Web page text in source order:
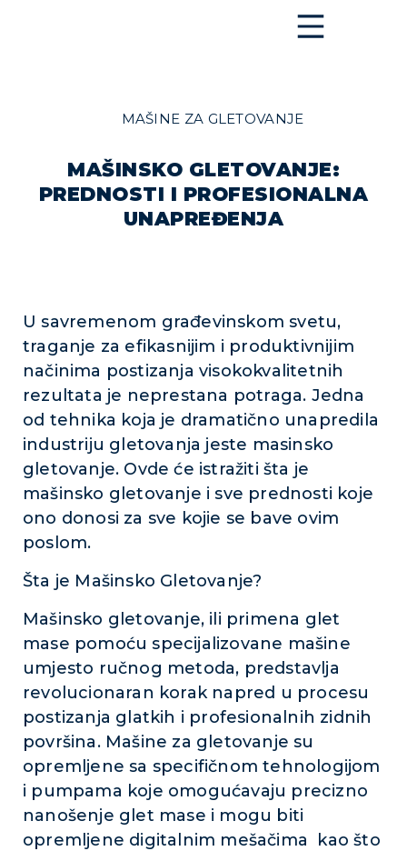
MAŠINE ZA GLETOVANJE
MAŠINSKO GLETOVANJE:
PREDNOSTI I PROFESIONALNA
UNAPREĐENJA
U savremenom građevinskom svetu,
traganje za efikasnijim i produktivnijim
načinima postizanja visokokvalitetnih
rezultata je neprestana potraga. Jedna
od tehnika koja je dramatično unapredila
industriju gletovanja jeste masinsko
gletovanje. Ovde će istražiti šta je
mašinsko gletovanje i sve prednosti koje
ono donosi za sve kojie se bave ovim
poslom.
Šta je Mašinsko Gletovanje?
Mašinsko gletovanje, ili primena glet
mase pomoću specijalizovane mašine
umjesto ručnog metoda, predstavlja
revolucionaran korak napred u procesu
postizanja glatkih i profesionalnih zidnih
površina. Mašine za gletovanje su
opremljene sa specifičnom tehnologijom
i pumpama koje omogućavaju precizno
nanošenje glet mase i mogu biti
opremljene digitalnim mešačima kao što